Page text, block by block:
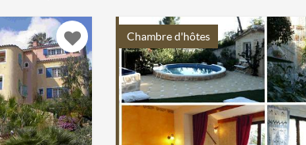
Chambre d'hôtes